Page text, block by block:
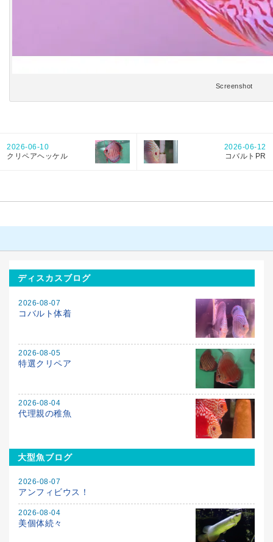
Screenshot
2026-06-10
クリペアヘッケル
2026-06-12
コバルトPR
ディスカスブログ
2026-08-07
コバルト体着
2026-08-05
特選クリペア
2026-08-04
代理親の稚魚
大型魚ブログ
2026-08-07
アンフィビウス！
2026-08-04
美個体続々